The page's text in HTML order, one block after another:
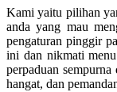
Kami yaitu pilihan
anda yang mau
pengaturan pinggir
ini dan nikmati
perpaduan
hangat, dan